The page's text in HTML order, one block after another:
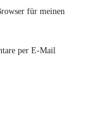
für meinen
per E-Mail